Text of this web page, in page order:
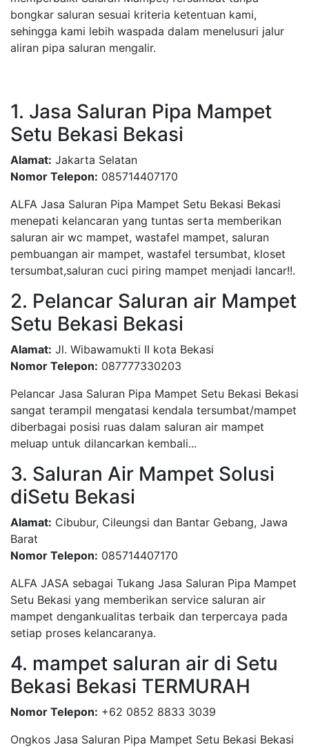
bongkar saluran sesuai kriteria ketentuan kami,
sehingga kami lebih waspada dalam menelusuri jalur
aliran pipa saluran mengalir.
1. Jasa Saluran Pipa Mampet
Setu Bekasi Bekasi
Alamat: Jakarta Selatan
Nomor Telepon: 085714407170
ALFA Jasa Saluran Pipa Mampet Setu Bekasi Bekasi
menepati kelancaran yang tuntas serta memberikan
saluran air wc mampet, wastafel mampet, saluran
pembuangan air mampet, wastafel tersumbat, kloset
tersumbat,saluran cuci piring mampet menjadi lancar!!.
2. Pelancar Saluran air Mampet
Setu Bekasi Bekasi
Alamat: Jl. Wibawamukti II kota Bekasi
Nomor Telepon: 087777330203
Pelancar Jasa Saluran Pipa Mampet Setu Bekasi Bekasi
sangat terampil mengatasi kendala tersumbat/mampet
diberbagai posisi ruas dalam saluran air mampet
meluap untuk dilancarkan kembali...
3. Saluran Air Mampet Solusi
diSetu Bekasi
Alamat: Cibubur, Cileungsi dan Bantar Gebang, Jawa
Barat
Nomor Telepon: 085714407170
ALFA JASA sebagai Tukang Jasa Saluran Pipa Mampet
Setu Bekasi yang memberikan service saluran air
mampet dengankualitas terbaik dan terpercaya pada
setiap proses kelancaranya.
4. mampet saluran air di Setu
Bekasi Bekasi TERMURAH
Nomor Telepon: +62 0852 8833 3039
Ongkos Jasa Saluran Pipa Mampet Setu Bekasi Bekasi